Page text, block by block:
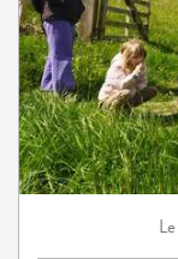
Le